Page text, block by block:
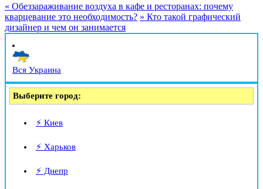
« Обеззараживание воздуха в кафе и ресторанах: почему
кварцевание это необходимость? » Кто такой графический
дизайнер и чем он занимается
Вся Украина
Выберите город:
⚡ Киев
⚡ Харьков
⚡ Днепр